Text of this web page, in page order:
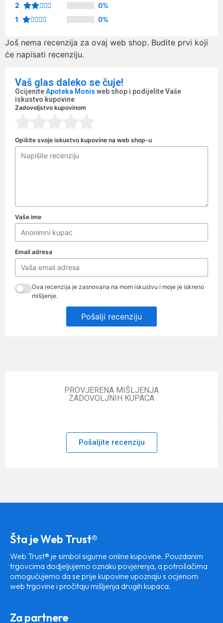
2
0%
1
0%
Još nema recenzija za ovaj web shop. Budite prvi koji
će napisati recenziju.
Vaš glas daleko se čuje!
OcijeniteApoteka Monis web shop i podijelite Vaše
iskustvo kupovine
Zadovoljstvo kupovinom
Opišite svoje iskustvo kupovine na web shop-u
Vaše ime
Email adresa
Ova recenzija je zasnovana na mom iskustvu i moje je iskreno
mišljenje.
Pošalji recenziju
PROVJERENA MIŠLJENJA
ZADOVOLJNIH KUPACA
Pošaljite recenziju
Šta je Web Trust®
Web Trust® je simbol sigurne online kupovine. Pouzdanim
trgovcima dodjeljujemo oznaku povjerenja, a potrošačima
omogućujemo da se prije kupovine upoznaju s ocjenom
web trgovine i pročitaju mišljenja drugih kupaca.
Za partnere